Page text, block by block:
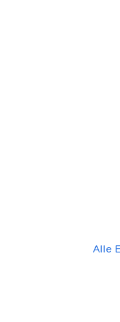
Alle